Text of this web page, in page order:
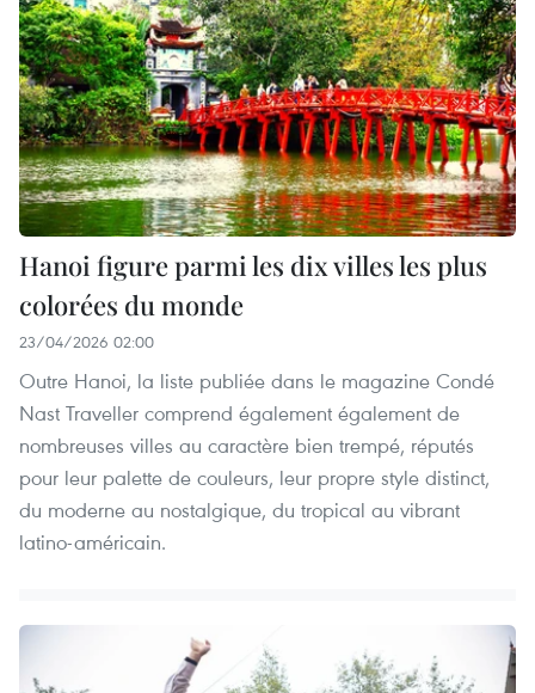
Hanoi figure parmi les dix villes les plus
colorées du monde
23/04/2026 02:00
Outre Hanoi, la liste publiée dans le magazine Condé
Nast Traveller comprend également également de
nombreuses villes au caractère bien trempé, réputés
pour leur palette de couleurs, leur propre style distinct,
du moderne au nostalgique, du tropical au vibrant
latino-américain.